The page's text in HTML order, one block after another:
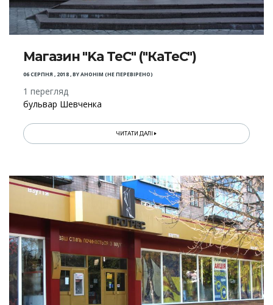
Магазин "Ka TeC" ("КаТеС")
06 СЕРПНЯ , 2018,BYАНОНІМ (НЕ ПЕРЕВІРЕНО)
1 перегляд
бульвар Шевченка
ЧИТАТИ ДАЛІ